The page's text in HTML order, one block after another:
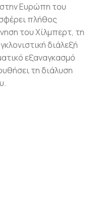
Ευρώπη του
πλήθος
του Χίλμπερτ, τη
διάλεξή
εξαναγκασμό
τη διάλυση